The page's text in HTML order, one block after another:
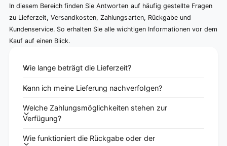
In diesem Bereich finden Sie Antworten auf häufig gestellte Fragen
zu Lieferzeit, Versandkosten, Zahlungsarten, Rückgabe und
Kundenservice. So erhalten Sie alle wichtigen Informationen vor dem
Kauf auf einen Blick.
Wie lange beträgt die Lieferzeit?
Kann ich meine Lieferung nachverfolgen?
Welche Zahlungsmöglichkeiten stehen zur
Verfügung?
Wie funktioniert die Rückgabe oder der